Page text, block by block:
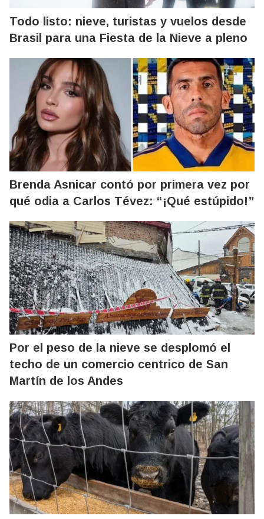
Todo listo: nieve, turistas y vuelos desde
Brasil para una Fiesta de la Nieve a pleno
Brenda Asnicar contó por primera vez por
qué odia a Carlos Tévez: “¡Qué estúpido!”
Por el peso de la nieve se desplomó el
techo de un comercio centrico de San
Martín de los Andes